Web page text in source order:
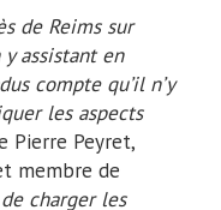
de Reims sur
assistant en
compte qu’il n’y
les aspects
Pierre Peyret,
membre de
charger les